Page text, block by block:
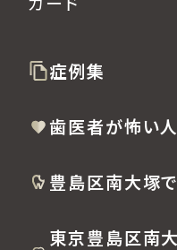
症例集
歯医者が怖い
豊島区南大塚
東京豊島区南